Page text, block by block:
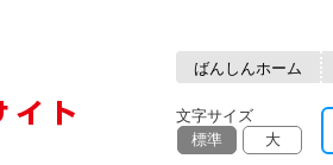
ばんしんホーム
文字サイズ
標準
大